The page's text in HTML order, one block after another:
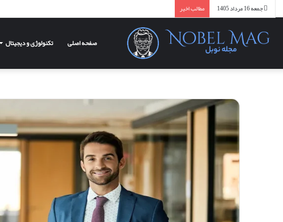
جمعه 16 مرداد 1405 مطالب اخیر
صفحه اصلی تکنولوژی و دیجیتال